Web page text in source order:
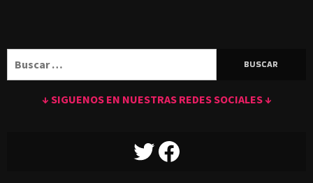
↓ SIGUENOS EN NUESTRAS REDES SOCIALES ↓
TWITTERFACEBOOK